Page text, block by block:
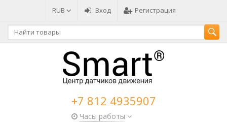
RUB Вход Регистрация
+7 812 4935907
Часы работы